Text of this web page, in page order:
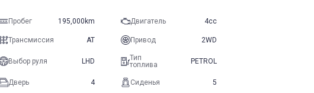
Пробег 195,000km Двигатель 4cc
Трансмиссия AT Привод 2WD
Выбор руля LHD
Тип
топлива
PETROL
Дверь 4 Сиденья 5